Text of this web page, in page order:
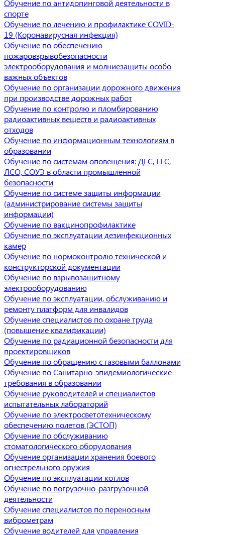
Обучение по антидопинговой деятельности в
спорте
Обучение по лечению и профилактике COVID-
19 (Коронавирусная инфекция)
Обучение по обеспечению
пожаровзрывобезопасности
электрооборудования и молниезащиты особо
важных объектов
Обучение по организации дорожного движения
при производстве дорожных работ
Обучение по контролю и пломбированию
радиоактивных веществ и радиоактивных
отходов
Обучение по информационным технологиям в
образовании
Обучение по системам оповещения: ДГС, ГГС,
ЛСО, СОУЭ в области промышленной
безопасности
Обучение по системе защиты информации
(администрирование системы защиты
информации)
Обучение по вакцинопрофилактике
Обучение по эксплуатации дезинфекционных
камер
Обучение по нормоконтролю технической и
конструкторской документации
Обучение по взрывозащитному
электрооборудованию
Обучение по эксплуатации, обслуживанию и
ремонту платформ для инвалидов
Обучение специалистов по охране труда
(повышение квалификации)
Обучение по радиационной безопасности для
проектировщиков
Обучение по обращению с газовыми баллонами
Обучение по Санитарно-эпидемиологические
требования в образовании
Обучение руководителей и специалистов
испытательных лабораторий
Обучение по электросветотехническому
обеспечению полетов (ЭСТОП)
Обучение по обслуживанию
стоматологического оборудования
Обучение организации хранения боевого
огнестрельного оружия
Обучение по эксплуатации котлов
Обучение по погрузочно-разгрузочной
деятельности
Обучение специалистов по переносным
виброметрам
Обучение водителей для управления